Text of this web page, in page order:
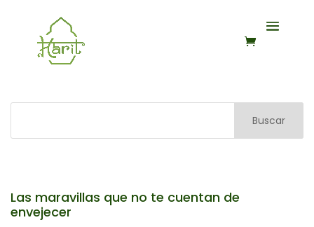
Buscar
Las maravillas que no te cuentan de
envejecer